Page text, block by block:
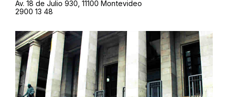
Av. 18 de Julio 930, 11100 Montevideo
2900 13 48